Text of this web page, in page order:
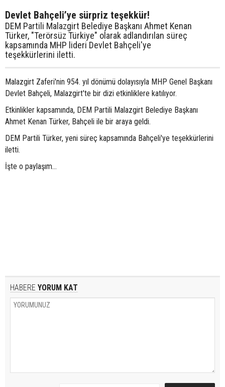
Devlet Bahçeli’ye sürpriz teşekkür!
DEM Partili Malazgirt Belediye Başkanı Ahmet Kenan
Türker, "Terörsüz Türkiye" olarak adlandırılan süreç
kapsamında MHP lideri Devlet Bahçeli'ye
teşekkürlerini iletti.
Malazgirt Zaferi'nin 954. yıl dönümü dolayısıyla MHP Genel Başkanı
Devlet Bahçeli, Malazgirt'te bir dizi etkinliklere katılıyor.
Etkinlikler kapsamında, DEM Partili Malazgirt Belediye Başkanı
Ahmet Kenan Türker, Bahçeli ile bir araya geldi.
DEM Partili Türker, yeni süreç kapsamında Bahçeli'ye teşekkürlerini
iletti.
İşte o paylaşım…
HABERE YORUM KAT